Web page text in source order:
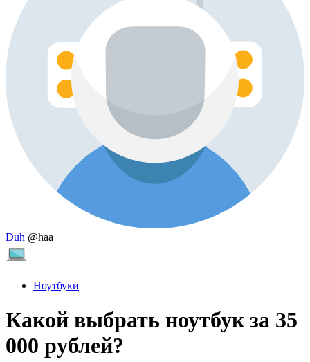
Duh @haa
Ноутбуки
Какой выбрать ноутбук за 35
000 рублей?